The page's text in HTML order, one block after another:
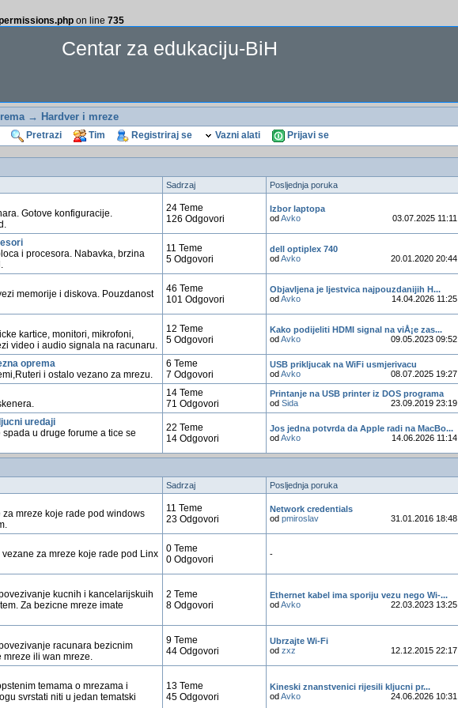
on line 735
Centar za edukaciju-BiH
→ Hardver i mreze
Pretrazi Tim Registriraj se Vazni alati Prijavi se
Sadrzaj Posljednja poruka
Gotove konfiguracije.
24 Teme
126 Odgovori
Izbor laptopa
odAvko 03.07.2025 11:11
i procesora. Nabavka, brzina
11 Teme
5 Odgovori
dell optiplex 740
odAvko 20.01.2020 20:44
memorije i diskova. Pouzdanost
46 Teme
101 Odgovori
Objavljena je ljestvica najpouzdanijih H...
odAvko 14.04.2026 11:25
kartice, monitori, mikrofoni,
video i audio signala na racunaru.
12 Teme
5 Odgovori
Kako podijeliti HDMI signal na viÅ¡e zas...
odAvko 09.05.2023 09:52
oprema
i ostalo vezano za mrezu.
6 Teme
7 Odgovori
USB prikljucak na WiFi usmjerivacu
odAvko 08.07.2025 19:27
14 Teme
71 Odgovori
Printanje na USB printer iz DOS programa
od Sida 23.09.2019 23:19
uredaji
u druge forume a tice se
22 Teme
14 Odgovori
Jos jedna potvrda da Apple radi na MacBo...
odAvko 14.06.2026 11:14
Sadrzaj Posljednja poruka
mreze koje rade pod windows
11 Teme
23 Odgovori
Network credentials
od pmiroslav 31.01.2016 18:48
za mreze koje rade pod Linx
0 Teme
0 Odgovori
-
kucnih i kancelarijskuih
Za bezicne mreze imate
2 Teme
8 Odgovori
Ethernet kabel ima sporiju vezu nego Wi-...
odAvko 22.03.2023 13:25
racunara bezicnim
mreze ili wan mreze.
9 Teme
44 Odgovori
Ubrzajte Wi-Fi
od zxz 12.12.2015 22:17
temama o mrezama i
svrstati niti u jedan tematski
13 Teme
45 Odgovori
Kineski znanstvenici rijesili kljucni pr...
odAvko 24.06.2026 10:31